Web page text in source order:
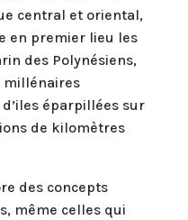
central et oriental,
en premier lieu les
des Polynésiens,
millénaires
éparpillées sur
de kilomètres
des concepts
même celles qui